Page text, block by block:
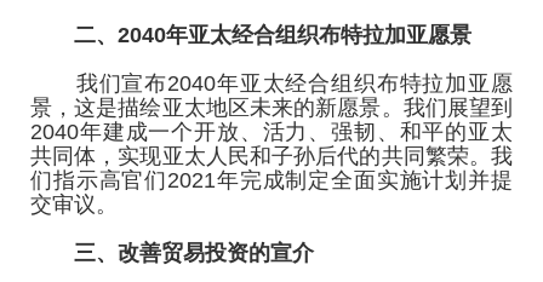
二、2040年亚太经合组织布特拉加亚愿景
我们宣布2040年亚太经合组织布特拉加亚愿
景，这是描绘亚太地区未来的新愿景。我们展望到
2040年建成一个开放、活力、强韧、和平的亚太
共同体，实现亚太人民和子孙后代的共同繁荣。我
们指示高官们2021年完成制定全面实施计划并提
交审议。
三、改善贸易投资的宣介